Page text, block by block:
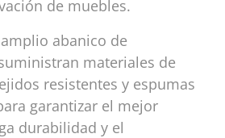
de muebles.
abanico de
materiales de
resistentes y espumas
garantizar el mejor
durabilidad y el